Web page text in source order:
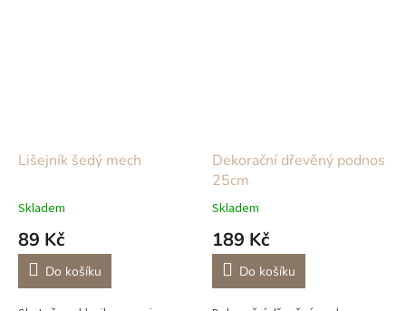
Lišejník šedý mech
Skladem
89 Kč
Do košíku
Dekorační dřevěný podnos
25cm
Skladem
189 Kč
Do košíku